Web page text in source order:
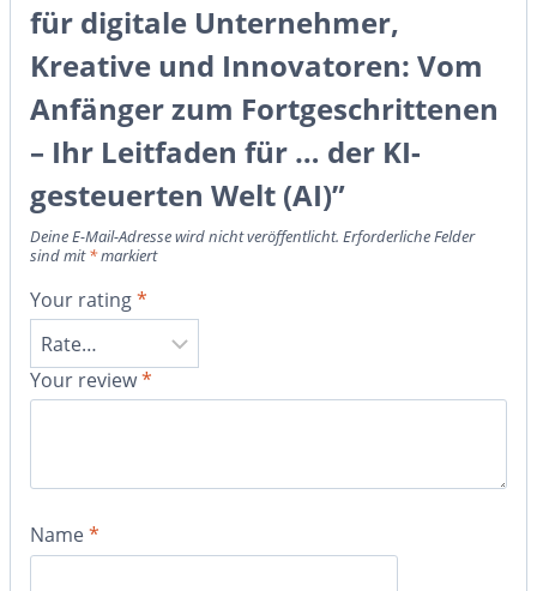
für digitale Unternehmer,
Kreative und Innovatoren: Vom
Anfänger zum Fortgeschrittenen
– Ihr Leitfaden für … der KI-
gesteuerten Welt (AI)”
Deine E-Mail-Adresse wird nicht veröffentlicht. Erforderliche Felder
sind mit*markiert
Your rating*
Your review*
Name*